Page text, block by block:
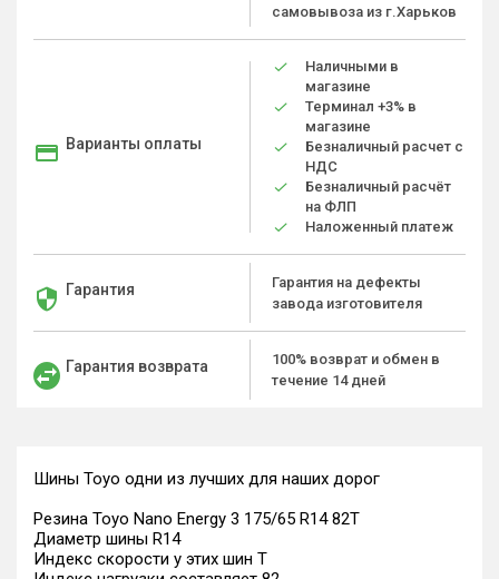
самовывоза из г.Харьков
Варианты оплаты
Наличными в
магазине
Терминал +3% в
магазине
Безналичный расчет с
НДС
Безналичный расчёт
на ФЛП
Наложенный платеж
Гарантия
Гарантия на дефекты
завода изготовителя
Гарантия возврата
100% возврат и обмен в
течение 14 дней
Шины Toyo одни из лучших для наших дорог
Резина Toyo Nano Energy 3 175/65 R14 82T
Диаметр шины R14
Индекс скорости у этих шин T